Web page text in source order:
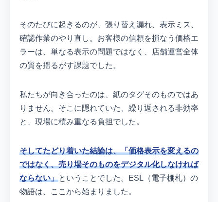
そのたびに起きるのが、張り替え漏れ、表示ミス、
確認作業のやり直し。お客様の信頼を損なう価格エ
ラーは、単なる表示の問題ではなく、店舗運営全体
の質を揺るがす課題でした。
私たちが向き合ったのは、紙のタグそのものではあ
りません。そこに隠れていた、繰り返される非効率
と、現場に積み重なる負担でした。
そしてたどり着いた結論は、「価格表示を変えるの
ではなく、売り場そのものをデジタル化しなければ
ならない」ということでした。ESL（電子棚札）の
物語は、ここから始まりました。